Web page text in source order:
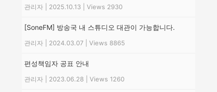
관리자 2025.10.13 Views 2930
[SoneFM] 방송국 내 스튜디오 대관이 가능합니다.
관리자 2024.03.07 Views 8865
편성책임자 공표 안내
관리자 2023.06.28 Views 1260